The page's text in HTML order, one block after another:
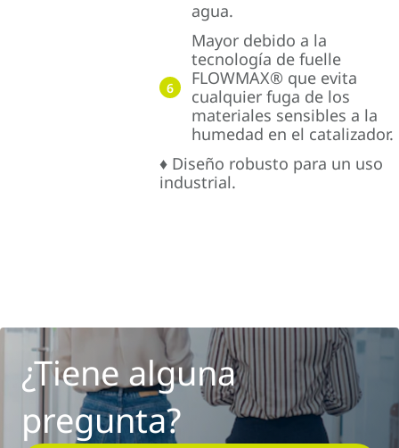
agua.
6
Mayor debido a la
tecnología de fuelle
FLOWMAX® que evita
cualquier fuga de los
materiales sensibles a la
humedad en el catalizador.
♦ Diseño robusto para un uso
industrial.
¿Tiene alguna
pregunta?